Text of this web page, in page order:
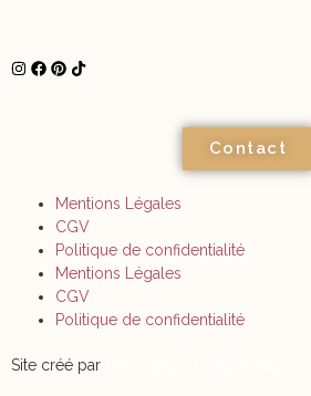
Contact
Mentions Légales
CGV
Politique de confidentialité
Mentions Légales
CGV
Politique de confidentialité
Site créé par